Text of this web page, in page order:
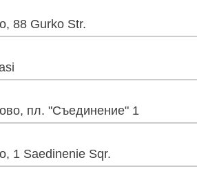
88 Gurko Str.
пл. "Съединение" 1
1 Saedinenie Sqr.